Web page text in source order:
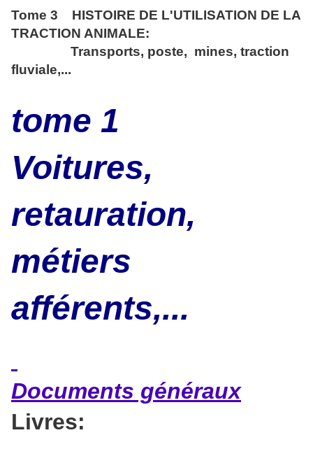
Tome 3 HISTOIRE DE L'UTILISATION DE LA
TRACTION ANIMALE:
Transports, poste, mines, traction
fluviale,...
tome 1
Voitures,
retauration,
métiers
afférents,...
Documents généraux
Livres: